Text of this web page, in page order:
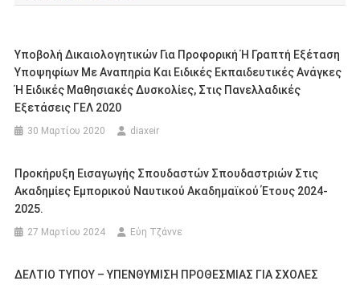
Υποβολή Δικαιολογητικών Για Προφορική Ή Γραπτή Εξέταση
Υποψηφίων Με Αναπηρία Και Ειδικές Εκπαιδευτικές Ανάγκες
Ή Ειδικές Μαθησιακές Δυσκολίες, Στις Πανελλαδικές
Εξετάσεις ΓΕΛ 2020
30 Μαρτίου 2020 diaxeir
Προκήρυξη Εισαγωγής Σπουδαστών Σπουδαστριών Στις
Ακαδημίες Εμπορικού Ναυτικού Ακαδημαϊκού Έτους 2024-
2025.
27 Μαρτίου 2024 Εύη Τζάννε
ΔΕΛΤΙΟ ΤΥΠΟΥ – ΥΠΕΝΘΥΜΙΣΗ ΠΡΟΘΕΣΜΙΑΣ ΓΙΑ ΣΧΟΛΕΣ